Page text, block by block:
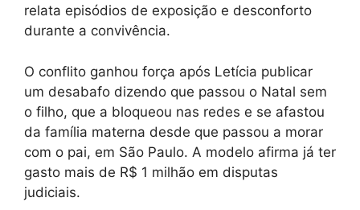
relata episódios de exposição e desconforto
durante a convivência.
O conflito ganhou força após Letícia publicar
um desabafo dizendo que passou o Natal sem
o filho, que a bloqueou nas redes e se afastou
da família materna desde que passou a morar
com o pai, em São Paulo. A modelo afirma já ter
gasto mais de R$ 1 milhão em disputas
judiciais.